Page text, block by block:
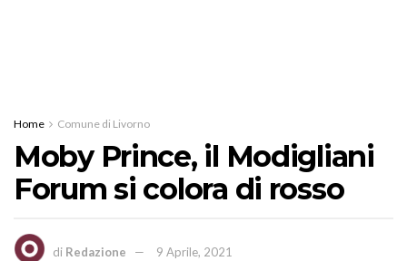
Home Comune di Livorno
Moby Prince, il Modigliani
Forum si colora di rosso
di Redazione 9 Aprile, 2021